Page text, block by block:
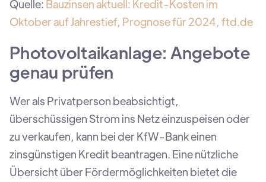
Quelle: Bauzinsen aktuell: Kredit-Kosten im
Oktober auf Jahrestief, Prognose für 2024, ftd.de
Photovoltaikanlage: Angebote
genau prüfen
Wer als Privatperson beabsichtigt,
überschüssigen Strom ins Netz einzuspeisen oder
zu verkaufen, kann bei der KfW-Bank einen
zinsgünstigen Kredit beantragen. Eine nützliche
Übersicht über Fördermöglichkeiten bietet die